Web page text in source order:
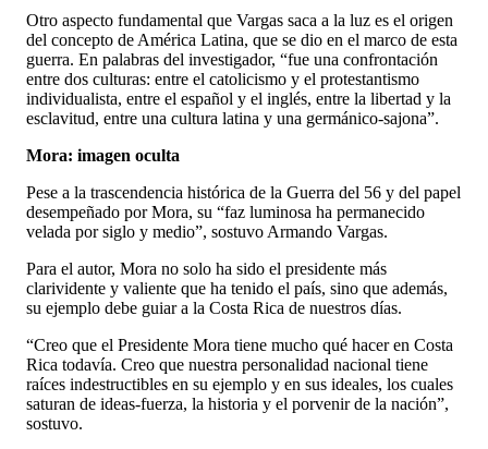
Otro aspecto fundamental que Vargas saca a la luz es el origen
del concepto de América Latina, que se dio en el marco de esta
guerra. En palabras del investigador, “fue una confrontación
entre dos culturas: entre el catolicismo y el protestantismo
individualista, entre el español y el inglés, entre la libertad y la
esclavitud, entre una cultura latina y una germánico-sajona”.
Mora: imagen oculta
Pese a la trascendencia histórica de la Guerra del 56 y del papel
desempeñado por Mora, su “faz luminosa ha permanecido
velada por siglo y medio”, sostuvo Armando Vargas.
Para el autor, Mora no solo ha sido el presidente más
clarividente y valiente que ha tenido el país, sino que además,
su ejemplo debe guiar a la Costa Rica de nuestros días.
“Creo que el Presidente Mora tiene mucho qué hacer en Costa
Rica todavía. Creo que nuestra personalidad nacional tiene
raíces indestructibles en su ejemplo y en sus ideales, los cuales
saturan de ideas-fuerza, la historia y el porvenir de la nación”,
sostuvo.